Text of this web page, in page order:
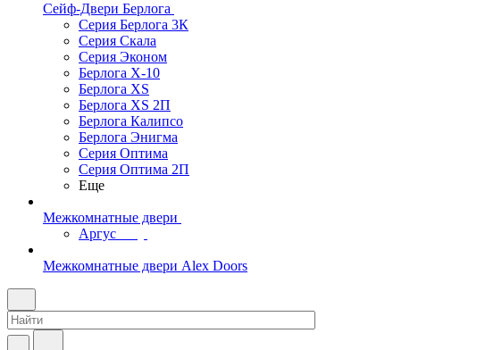
Сейф-Двери Берлога
Серия Берлога 3К
Серия Скала
Серия Эконом
Берлога X-10
Берлога XS
Берлога XS 2П
Берлога Калипсо
Берлога Энигма
Серия Оптима
Серия Оптима 2П
Еще
Межкомнатные двери
Аргус
Межкомнатные двери Alex Doors